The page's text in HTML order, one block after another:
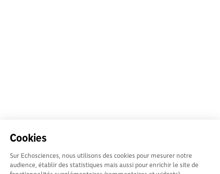
Cookies
Sur Echosciences, nous utilisons des cookies pour mesurer notre
audience, établir des statistiques mais aussi pour enrichir le site de